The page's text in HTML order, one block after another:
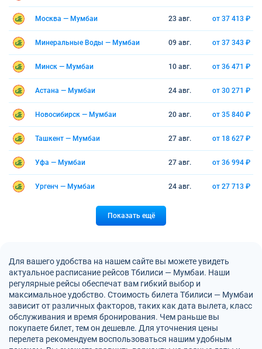
Москва — Мумбаи 23 авг. от 37 413 ₽
Минеральные Воды — Мумбаи 09 авг. от 37 343 ₽
Минск — Мумбаи 10 авг. от 36 471 ₽
Астана — Мумбаи 24 авг. от 30 271 ₽
Новосибирск — Мумбаи 20 авг. от 35 840 ₽
Ташкент — Мумбаи 27 авг. от 18 627 ₽
Уфа — Мумбаи 27 авг. от 36 994 ₽
Ургенч — Мумбаи 24 авг. от 27 713 ₽
Показать ещё
Для вашего удобства на нашем сайте вы можете увидеть
актуальное расписание рейсов Тбилиси — Мумбаи. Наши
регулярные рейсы обеспечат вам гибкий выбор и
максимальное удобство. Стоимость билета Тбилиси — Мумбаи
зависит от различных факторов, таких как дата вылета, класс
обслуживания и время бронирования. Чем раньше вы
покупаете билет, тем он дешевле. Для уточнения цены
перелета рекомендуем воспользоваться нашим удобным